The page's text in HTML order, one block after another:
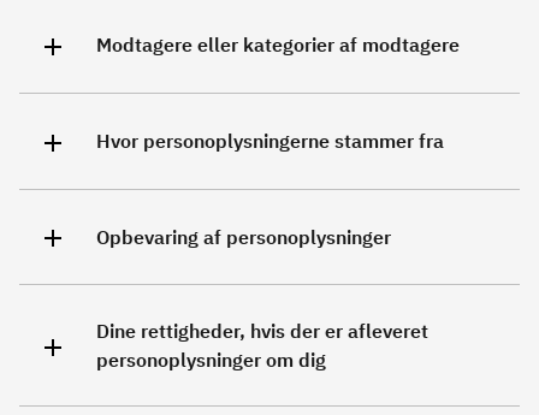
Modtagere eller kategorier af modtagere
Hvor personoplysningerne stammer fra
Opbevaring af personoplysninger
Dine rettigheder, hvis der er afleveret
personoplysninger om dig